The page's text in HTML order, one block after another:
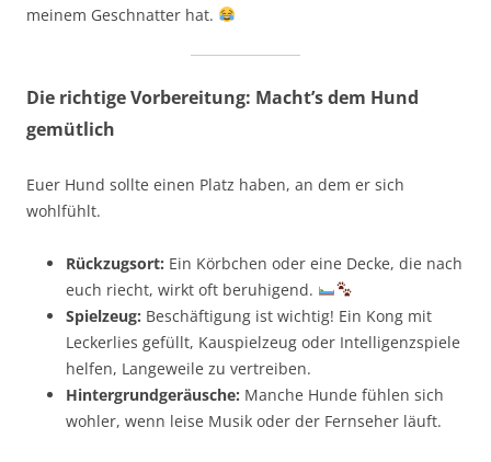
meinem Geschnatter hat.
Die richtige Vorbereitung: Macht’s dem Hund
gemütlich
Euer Hund sollte einen Platz haben, an dem er sich
wohlfühlt.
Rückzugsort: Ein Körbchen oder eine Decke, die nach
euch riecht, wirkt oft beruhigend.
Spielzeug: Beschäftigung ist wichtig! Ein Kong mit
Leckerlies gefüllt, Kauspielzeug oder Intelligenzspiele
helfen, Langeweile zu vertreiben.
Hintergrundgeräusche: Manche Hunde fühlen sich
wohler, wenn leise Musik oder der Fernseher läuft.